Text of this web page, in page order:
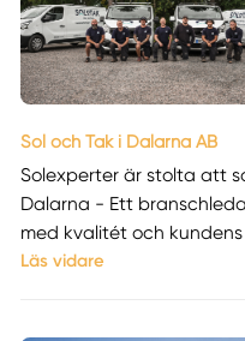
Sol och Tak i Dalarna AB
Solexperter är stolta att
Dalarna - Ett
med kvalitét och
Läs vidare